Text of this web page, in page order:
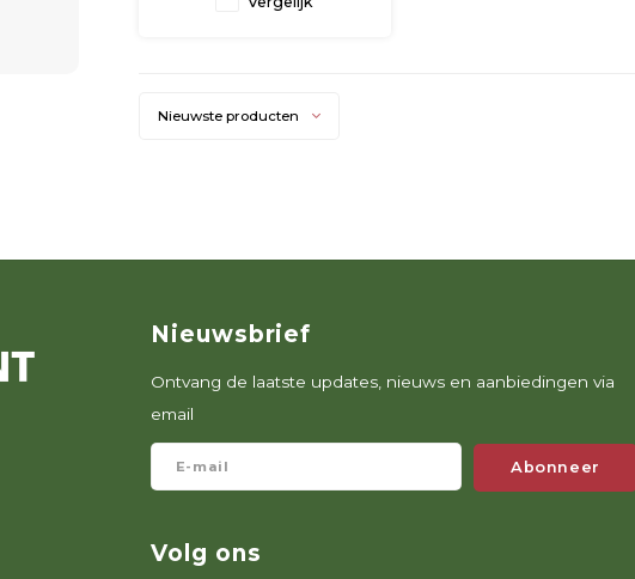
Nieuwste producten
Nieuwsbrief
Ontvang de laatste updates, nieuws en aanbiedingen via
email
Abonneer
Volg ons